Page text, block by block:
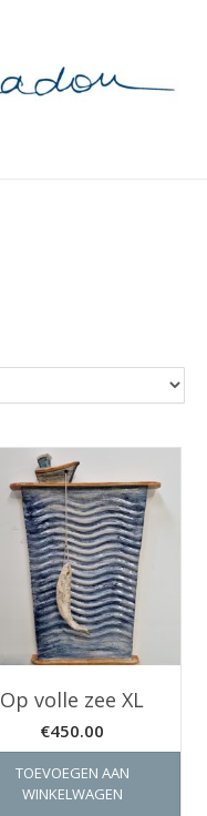
Op volle zee XL
€450.00
TOEVOEGEN AAN
WINKELWAGEN